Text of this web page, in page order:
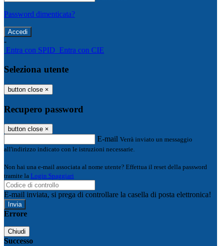
Password dimenticata?
-
Entra con SPID Entra con CIE
Seleziona utente
button close ×
Recupero password
button close ×
E-mail Verrà inviato un messaggio
all'indirizzo indicato con le istruzioni necessarie.
Non hai una e-mail associata al nome utente? Effettua il reset della password
tramite la Login Spaggiari
E-mail inviata, si prega di controllare la casella di posta elettronica!
Errore
Chiudi
Successo